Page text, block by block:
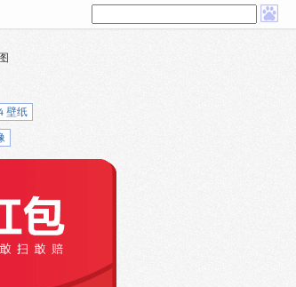
壁纸